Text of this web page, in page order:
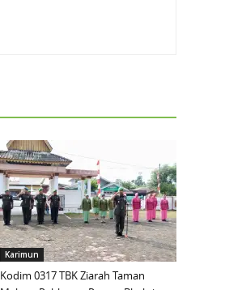
Karimun
Kodim 0317 TBK Ziarah Taman